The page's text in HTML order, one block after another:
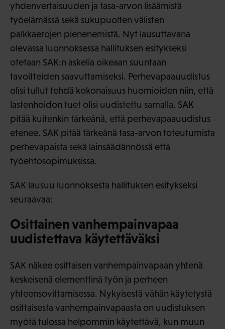
yhdenvertaisuuden ja tasa-arvon lisäämistä
työelämässä sekä sukupuolten välisten
palkkaerojen pienenemistä. Nyt lausuttavana
olevassa luonnoksessa hallituksen esitykseksi
otetaan SAK:n askelia oikeaan suuntaan
tavoitteiden saavuttamiseksi. Perhevapaauudistus
olisi tullut tehdä kokonaisuus huomioiden niin, että
lastenhoidon tuet olisi uudistettu samalla. SAK
pitää kuitenkin tärkeänä, että perhevapaauudistus
etenee. SAK pitää tärkeänä tasa-arvon toteutumista
perhevapaista sekä lainsäädännössä että
työehtosopimuksissa.
SAK lausuu luonnoksesta hallituksen esitykseksi
seuraavaa:
Osittainen vanhempainvapaa
uudistettava käytettäväksi
SAK näkee osittaisen vanhempainvapaan yhtenä
keskeisenä elementtinä työn ja perheen
yhteensovittamisessa. Nykyisestä vähän käytetystä
osittaisesta vanhempainvapaasta on uudistuksen
myötä tulossa helpommin käytettävä, kun muun